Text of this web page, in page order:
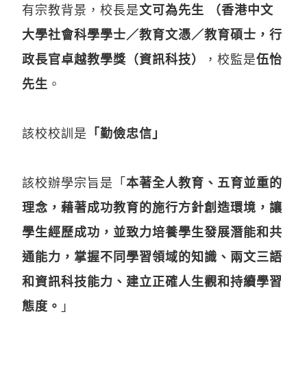
有宗教背景，校長是文可為先生 （香港中文
大學社會科學學士／教育文憑／教育碩士，行
政長官卓越教學獎（資訊科技）
，校監是伍怡
先生 。
該校校訓是 「勤儉忠信」
該校辦學宗旨是「本著全人教育、五育並重的
理念，藉著成功教育的施行方針創造環境，讓
學生經歷成功，並致力培養學生發展潛能和共
通能力，掌握不同學習領域的知識、兩文三語
和資訊科技能力、建立正確人生觀和持續學習
態度。 」